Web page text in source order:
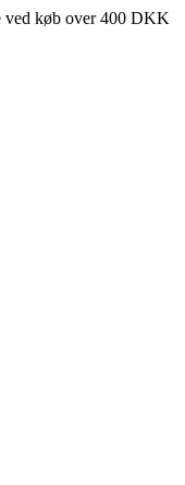
ved køb over 400 DKK